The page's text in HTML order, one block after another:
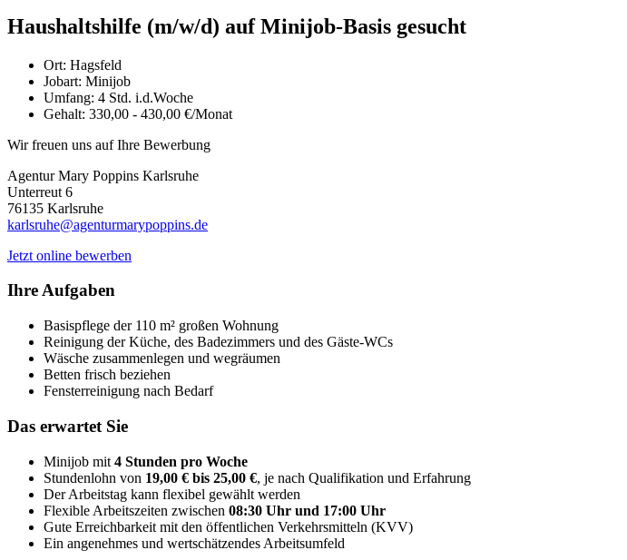
Haushaltshilfe (m/w/d) auf Minijob-Basis gesucht
Ort: Hagsfeld
Jobart: Minijob
Umfang: 4 Std. i.d.Woche
Gehalt: 330,00 - 430,00 €/Monat
Wir freuen uns auf Ihre Bewerbung
Agentur Mary Poppins Karlsruhe
Unterreut 6
76135 Karlsruhe
karlsruhe@agenturmarypoppins.de
Jetzt online bewerben
Ihre Aufgaben
Basispflege der 110 m² großen Wohnung
Reinigung der Küche, des Badezimmers und des Gäste-WCs
Wäsche zusammenlegen und wegräumen
Betten frisch beziehen
Fensterreinigung nach Bedarf
Das erwartet Sie
Minijob mit 4 Stunden pro Woche
Stundenlohn von 19,00 € bis 25,00 €, je nach Qualifikation und Erfahrung
Der Arbeitstag kann flexibel gewählt werden
Flexible Arbeitszeiten zwischen 08:30 Uhr und 17:00 Uhr
Gute Erreichbarkeit mit den öffentlichen Verkehrsmitteln (KVV)
Ein angenehmes und wertschätzendes Arbeitsumfeld